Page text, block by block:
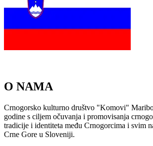
O NAMA
Crnogorsko kulturno društvo "Komovi"
godine s ciljem očuvanja i promovisanja
tradicije i identiteta među Crnogorcima i svim
Crne Gore u Sloveniji.